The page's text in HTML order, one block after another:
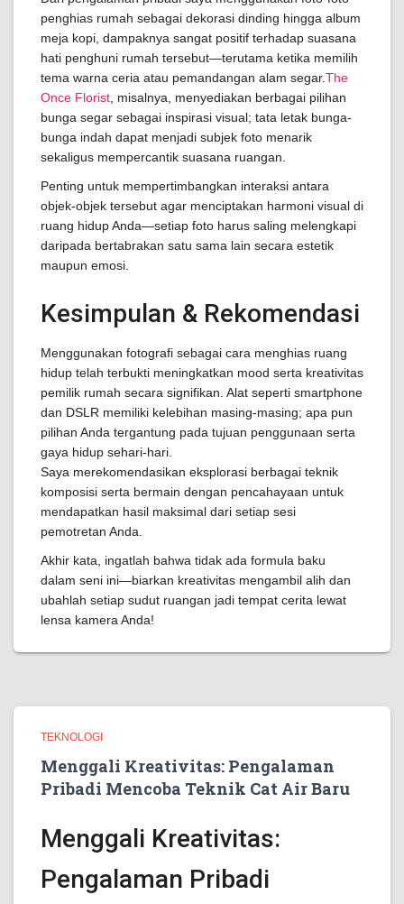
penghias rumah sebagai dekorasi dinding hingga album
meja kopi, dampaknya sangat positif terhadap suasana
hati penghuni rumah tersebut—terutama ketika memilih
tema warna ceria atau pemandangan alam segar.The
Once Florist , misalnya, menyediakan berbagai pilihan
bunga segar sebagai inspirasi visual; tata letak bunga-
bunga indah dapat menjadi subjek foto menarik
sekaligus mempercantik suasana ruangan.
Penting untuk mempertimbangkan interaksi antara
objek-objek tersebut agar menciptakan harmoni visual di
ruang hidup Anda—setiap foto harus saling melengkapi
daripada bertabrakan satu sama lain secara estetik
maupun emosi.
Kesimpulan & Rekomendasi
Menggunakan fotografi sebagai cara menghias ruang
hidup telah terbukti meningkatkan mood serta kreativitas
pemilik rumah secara signifikan. Alat seperti smartphone
dan DSLR memiliki kelebihan masing-masing; apa pun
pilihan Anda tergantung pada tujuan penggunaan serta
gaya hidup sehari-hari.
Saya merekomendasikan eksplorasi berbagai teknik
komposisi serta bermain dengan pencahayaan untuk
mendapatkan hasil maksimal dari setiap sesi
pemotretan Anda.
Akhir kata, ingatlah bahwa tidak ada formula baku
dalam seni ini—biarkan kreativitas mengambil alih dan
ubahlah setiap sudut ruangan jadi tempat cerita lewat
lensa kamera Anda!
TEKNOLOGI
Menggali Kreativitas: Pengalaman
Pribadi Mencoba Teknik Cat Air Baru
Menggali Kreativitas:
Pengalaman Pribadi